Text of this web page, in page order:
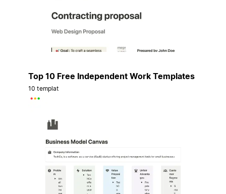
Top 10 Free Independent Work Templates
10 templat